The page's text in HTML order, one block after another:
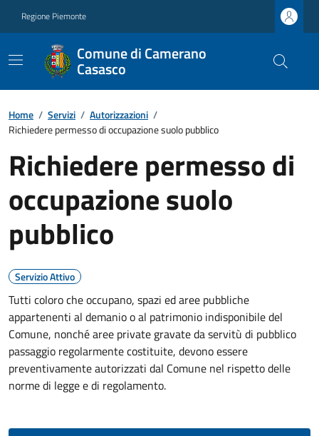
Regione Piemonte
Comune di Camerano
Casasco
Home / Servizi / Autorizzazioni /
Richiedere permesso di occupazione suolo pubblico
Richiedere permesso di
occupazione suolo
pubblico
Servizio Attivo
Tutti coloro che occupano, spazi ed aree pubbliche
appartenenti al demanio o al patrimonio indisponibile del
Comune, nonché aree private gravate da servitù di pubblico
passaggio regolarmente costituite, devono essere
preventivamente autorizzati dal Comune nel rispetto delle
norme di legge e di regolamento.